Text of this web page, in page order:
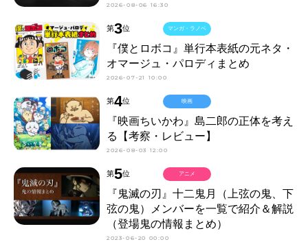
2026-08-06 16:30
第3位
『僕とロボコ』単行本表紙の元ネタ・
オマージュ・パロディまとめ
2026-07-21 10:00
マンガ・ラノベ
第4位
『映画ちいかわ』島二郎の正体を考え
る【考察・レビュー】
2026-08-03 12:00
映画
第5位
『鬼滅の刃』十二鬼月（上弦の鬼、下
弦の鬼）メンバーを一覧で紹介＆解説
（登場鬼の情報まとめ）
2023-06-20 00:00
アニメ